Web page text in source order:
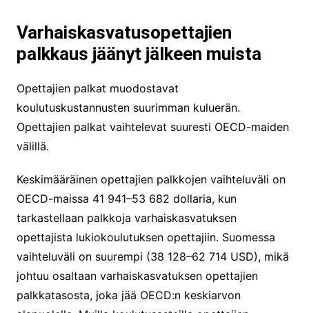
Varhaiskasvatusopettajien
palkkaus jäänyt jälkeen muista
Opettajien palkat muodostavat
koulutuskustannusten suurimman kuluerän.
Opettajien palkat vaihtelevat suuresti OECD-maiden
välillä.
Keskimääräinen opettajien palkkojen vaihteluväli on
OECD-maissa 41 941–53 682 dollaria, kun
tarkastellaan palkkoja varhaiskasvatuksen
opettajista lukiokoulutuksen opettajiin. Suomessa
vaihteluväli on suurempi (38 128–62 714 USD), mikä
johtuu osaltaan varhaiskasvatuksen opettajien
palkkatasosta, joka jää OECD:n keskiarvon